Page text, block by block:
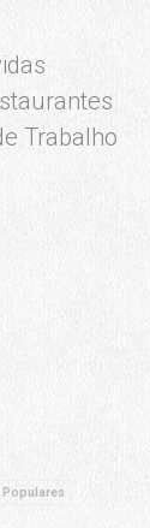
Trabalho
Populares